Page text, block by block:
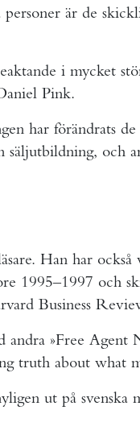
personer är de
i mycket
Pink.
har förändrats de
säljutbildning, och
Han har också
1995–1997 och
Business
andra »Free Agent
truth about what
ut på svenska